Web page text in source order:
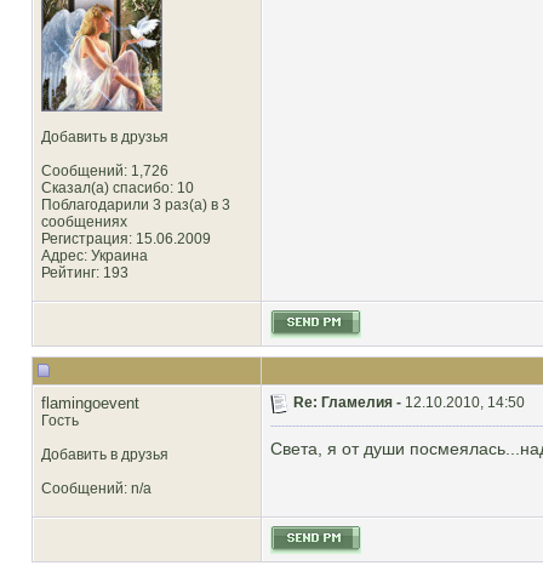
Добавить в друзья
Сообщений: 1,726
Сказал(а) спасибо: 10
Поблагодарили 3 раз(а) в 3
сообщениях
Регистрация: 15.06.2009
Адрес: Украина
Рейтинг: 193
flamingoevent
Гость
Добавить в друзья
Сообщений: n/a
Re: Гламелия - 12.10.2010, 14:50
Света, я от души